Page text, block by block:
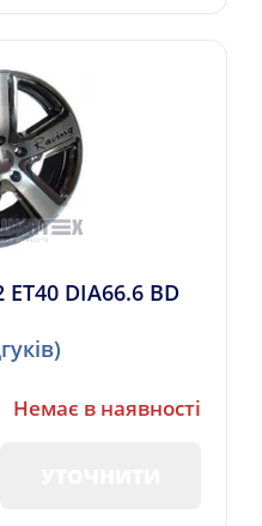
DIA66.6 BD
Немає в наявності